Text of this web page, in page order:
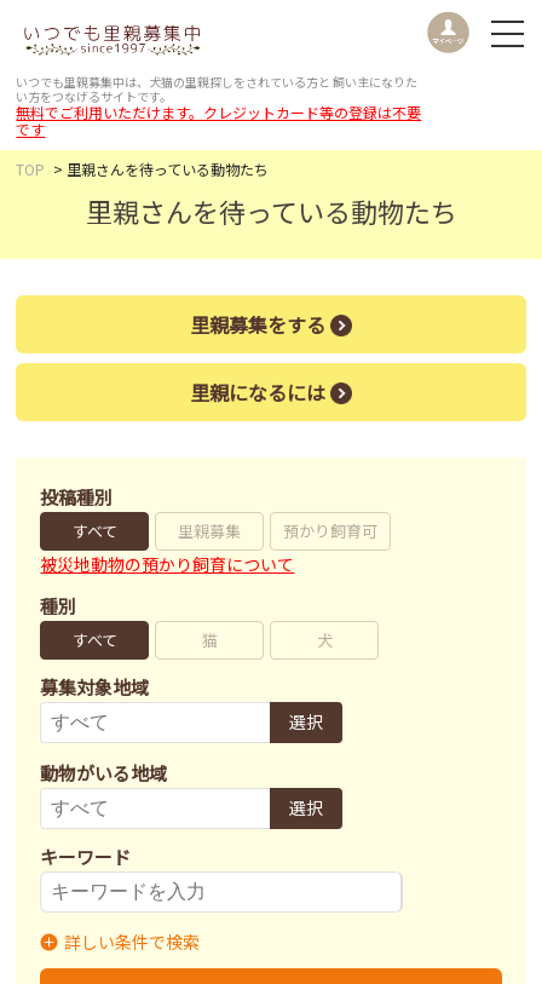
いつでも里親募集中は、犬猫の里親探しをされている方と 飼い主になりた
い方をつなげるサイトです。
無料でご利用いただけます。クレジットカード等の登録は不要
です
TOP
里親さんを待っている動物たち
里親さんを待っている動物たち
里親募集をする
里親になるには
投稿種別
すべて 里親募集 預かり飼育可
被災地動物の預かり飼育について
種別
すべて 猫 犬
募集対象地域
選択
動物がいる地域
選択
キーワード
募集状況
詳しい条件で検索